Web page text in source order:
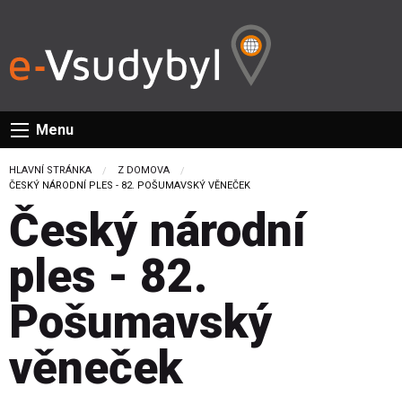
Menu
HLAVNÍ STRÁNKA
Z DOMOVA
CURRENT:
ČESKÝ NÁRODNÍ PLES - 82. POŠUMAVSKÝ VĚNEČEK
Český národní
ples - 82.
Pošumavský
věneček